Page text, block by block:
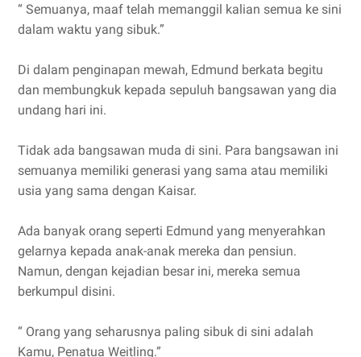
“ Semuanya, maaf telah memanggil kalian semua ke sini
dalam waktu yang sibuk.”
Di dalam penginapan mewah, Edmund berkata begitu
dan membungkuk kepada sepuluh bangsawan yang dia
undang hari ini.
Tidak ada bangsawan muda di sini. Para bangsawan ini
semuanya memiliki generasi yang sama atau memiliki
usia yang sama dengan Kaisar.
Ada banyak orang seperti Edmund yang menyerahkan
gelarnya kepada anak-anak mereka dan pensiun.
Namun, dengan kejadian besar ini, mereka semua
berkumpul disini.
“ Orang yang seharusnya paling sibuk di sini adalah
Kamu, Penatua Weitling.”